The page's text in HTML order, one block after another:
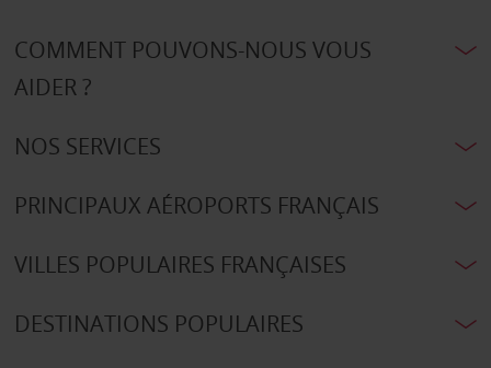
COMMENT POUVONS-NOUS VOUS
AIDER ?
NOS SERVICES
PRINCIPAUX AÉROPORTS FRANÇAIS
VILLES POPULAIRES FRANÇAISES
DESTINATIONS POPULAIRES